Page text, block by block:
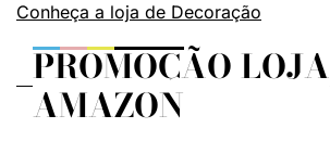
Conheça a loja de Decoração
PROMOÇÃO LOJA
AMAZON